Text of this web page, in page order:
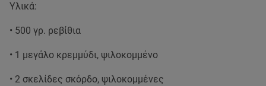
Υλικά:
• 500 γρ. ρεβίθια
• 1 μεγάλο κρεμμύδι, ψιλοκομμένο
• 2 σκελίδες σκόρδο, ψιλοκομμένες